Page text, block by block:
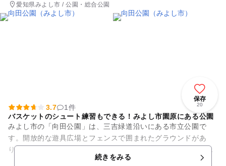
愛知県みよし市 / 公園・総合公園
保存
20
3.7
1件
バスケットのシュート練習もできる！みよし市園原にある公園
みよし市の「向田公園」は、三吉緑道沿いにある市立公園で
す。開放的な遊具広場とフェンスで囲まれたグラウンドがあ
り、子ども達にとっては、いろいろな遊び方ができる公園で
す。バスケットゴールがあるので、...
続きをみる